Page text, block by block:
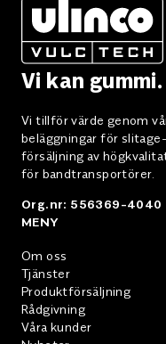
Vi kan gummi.
Vi tillför värde genom
beläggningar för
försäljning av
för bandtransportörer.
Org.nr: 556369-4040
MENY
Om oss
Tjänster
Produktförsäljning
Rådgivning
Våra kunder